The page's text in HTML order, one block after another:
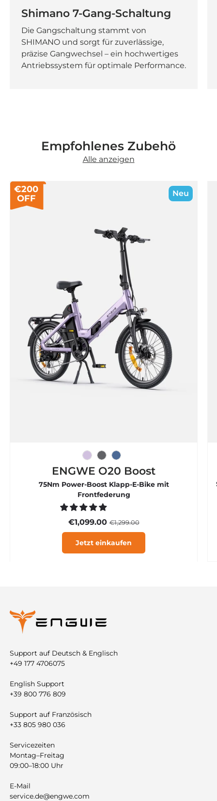
Shimano 7-Gang-Schaltung
Die Gangschaltung stammt von
SHIMANO und sorgt für zuverlässige,
präzise Gangwechsel – ein hochwertiges
Antriebssystem für optimale Performance.
Empfohlenes Zubehö
Alle anzeigen
Neu
€200
OFF
EisviolettGraphitgrau
Rauchblau
ENGWE O20 Boost
75Nm Power-Boost Klapp-E-Bike mit
Frontfederung
€1,099.00€1,299.00
Jetzt einkaufen
Support auf Deutsch & Englisch
+49 177 4706075
English Support
+39 800 776 809
Support auf Französisch
+33 805 980 036
Servicezeiten
Montag–Freitag
09:00–18:00 Uhr
E-Mail
service.de@engwe.com